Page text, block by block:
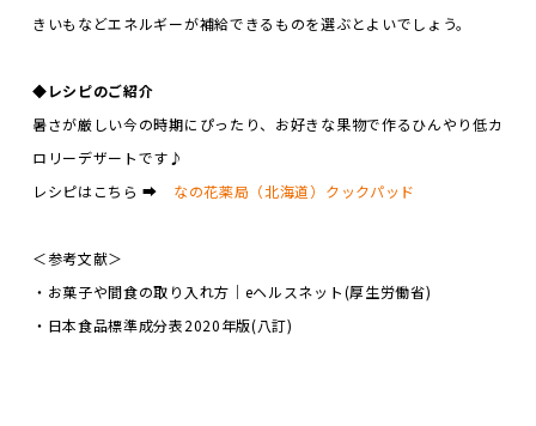
きいもなどエネルギーが補給できるものを選ぶとよいでしょう。
◆レシピのご紹介
暑さが厳しい今の時期にぴったり、お好きな果物で作るひんやり低カ
ロリーデザートです♪
レシピはこちら ➡ なの花薬局（北海道）クックパッド
＜参考文献＞
・お菓子や間食の取り入れ方｜eヘルスネット(厚生労働省)
・日本食品標準成分表2020年版(八訂)